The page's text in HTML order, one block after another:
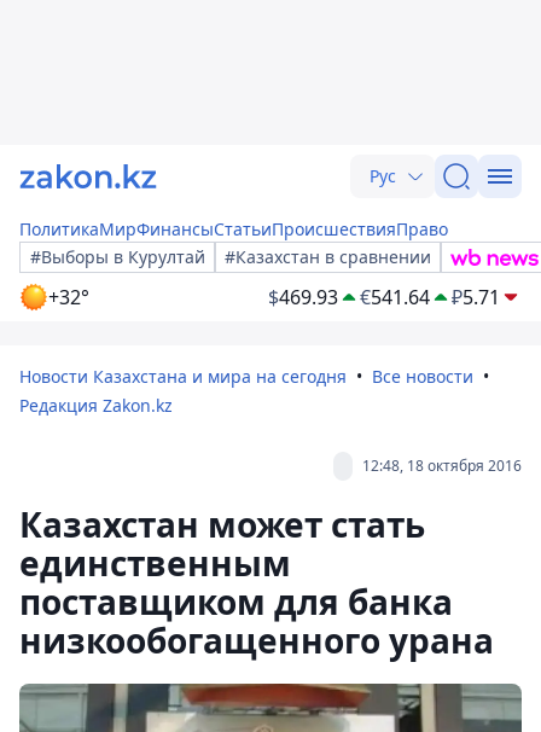
Рус
ПолитикаМирФинансыСтатьиПроисшествияПраво
#Выборы в Курултай
#Казахстан в сравнении
+32° $469.93 €541.64 ₽5.71
Новости Казахстана и мира на сегодня
Все новости
Редакция Zakon.kz
12:48, 18 октября 2016
Казахстан может стать
единственным
поставщиком для банка
низкообогащенного урана